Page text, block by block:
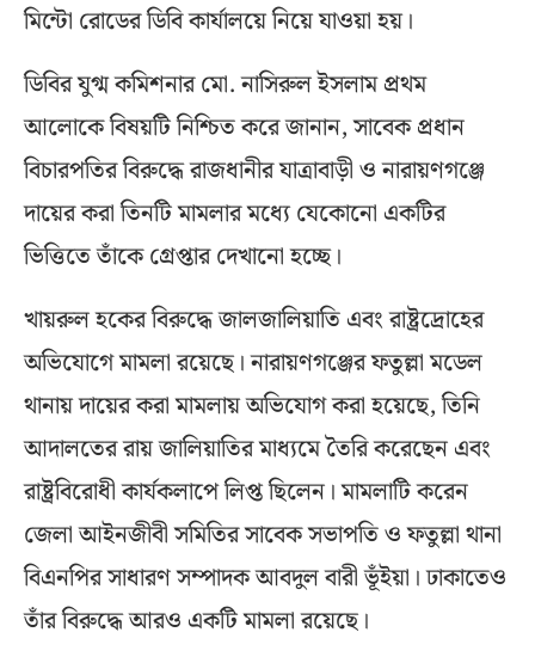
মিন্টো রোডের ডিবি কার্যালয়ে নিয়ে যাওয়া হয়।
ডিবির যুগ্ম কমিশনার মো. নাসিরুল ইসলাম প্রথম
আলোকে বিষয়টি নিশ্চিত করে জানান, সাবেক প্রধান
বিচারপতির বিরুদ্ধে রাজধানীর যাত্রাবাড়ী ও নারায়ণগঞ্জে
দায়ের করা তিনটি মামলার মধ্যে যেকোনো একটির
ভিত্তিতে তাঁকে গ্রেপ্তার দেখানো হচ্ছে।
খায়রুল হকের বিরুদ্ধে জালজালিয়াতি এবং রাষ্ট্রদ্রোহের
অভিযোগে মামলা রয়েছে। নারায়ণগঞ্জের ফতুল্লা মডেল
থানায় দায়ের করা মামলায় অভিযোগ করা হয়েছে, তিনি
আদালতের রায় জালিয়াতির মাধ্যমে তৈরি করেছেন এবং
রাষ্ট্রবিরোধী কার্যকলাপে লিপ্ত ছিলেন। মামলাটি করেন
জেলা আইনজীবী সমিতির সাবেক সভাপতি ও ফতুল্লা থানা
বিএনপির সাধারণ সম্পাদক আবদুল বারী ভূঁইয়া। ঢাকাতেও
তাঁর বিরুদ্ধে আরও একটি মামলা রয়েছে।